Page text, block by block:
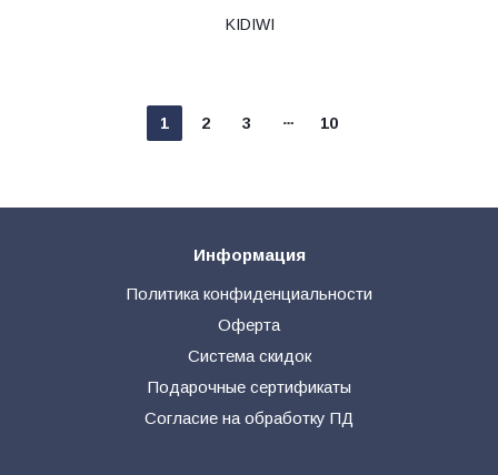
KIDIWI
1 2 3 10
Информация
Политика конфиденциальности
Оферта
Система скидок
Подарочные сертификаты
Согласие на обработку ПД